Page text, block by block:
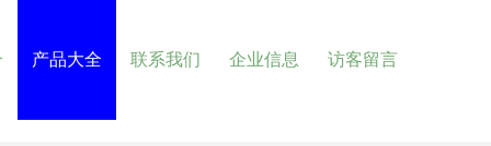
产品大全 联系我们 企业信息 访客留言